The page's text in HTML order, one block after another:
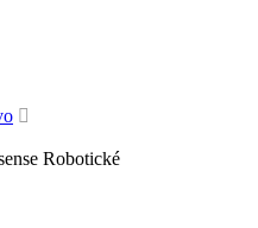
Robotické